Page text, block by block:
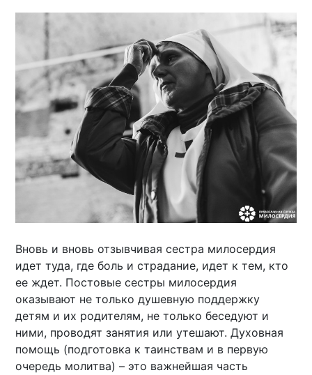
Вновь и вновь отзывчивая сестра милосердия
идет туда, где боль и страдание, идет к тем, кто
ее ждет. Постовые сестры милосердия
оказывают не только душевную поддержку
детям и их родителям, не только беседуют и
ними, проводят занятия или утешают. Духовная
помощь (подготовка к таинствам и в первую
очередь молитва) – это важнейшая часть